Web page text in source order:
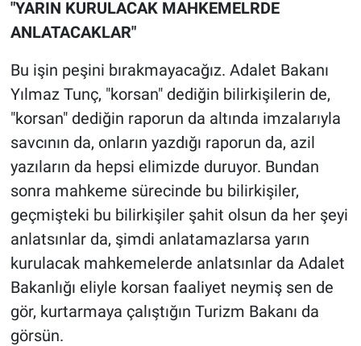
"YARIN KURULACAK MAHKEMELRDE
ANLATACAKLAR"
Bu işin peşini bırakmayacağız. Adalet Bakanı
Yılmaz Tunç, "korsan" dediğin bilirkişilerin de,
"korsan" dediğin raporun da altında imzalarıyla
savcının da, onların yazdığı raporun da, azil
yazıların da hepsi elimizde duruyor. Bundan
sonra mahkeme sürecinde bu bilirkişiler,
geçmişteki bu bilirkişiler şahit olsun da her şeyi
anlatsınlar da, şimdi anlatamazlarsa yarın
kurulacak mahkemelerde anlatsınlar da Adalet
Bakanlığı eliyle korsan faaliyet neymiş sen de
gör, kurtarmaya çalıştığın Turizm Bakanı da
görsün.